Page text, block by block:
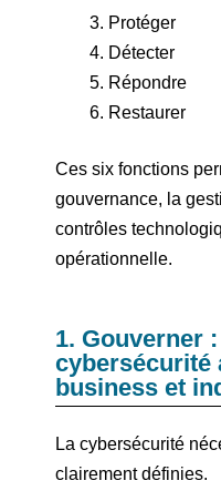
Protéger
Détecter
Répondre
Restaurer
Ces six fonctions
gouvernance, la
contrôles
opérationnelle.
1. Gouverner
cybersécurité
business et
La cybersécurité
clairement définies.